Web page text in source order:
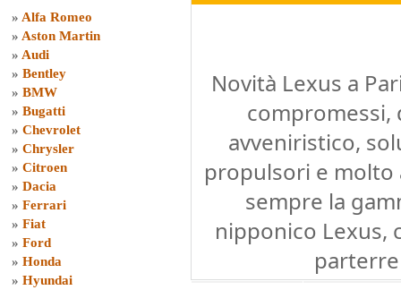
» Alfa Romeo
» Aston Martin
» Audi
» Bentley
» BMW
» Bugatti
» Chevrolet
» Chrysler
» Citroen
» Dacia
» Ferrari
» Fiat
» Ford
» Honda
» Hyundai
Novità Lexus a
compromessi,
avveniristico,
propulsori e molto
sempre la
nipponico Lexus,